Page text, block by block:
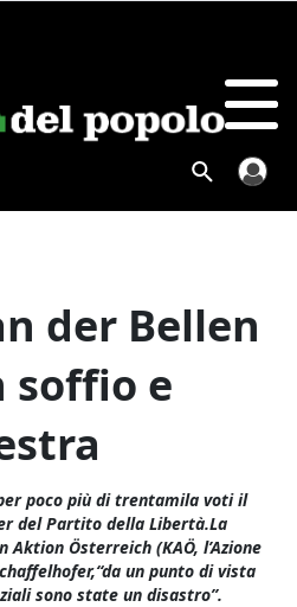
der Bellen
soffio e
poco più di trentamila voti il
del Partito della Libertà.La
Österreich (KAÖ, l’Azione
un punto di vista
sono state un disastro”.